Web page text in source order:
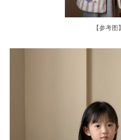
【参考图】